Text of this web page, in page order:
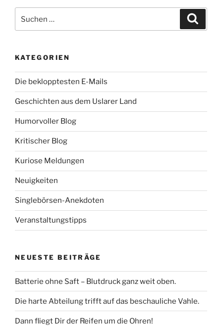
o
o
k
e
nach:
KATEGORIEN
Die beklopptesten E-Mails
Geschichten aus dem Uslarer Land
Humorvoller Blog
Kritischer Blog
Kuriose Meldungen
Neuigkeiten
Singlebörsen-Anekdoten
Veranstaltungstipps
NEUESTE BEITRÄGE
Batterie ohne Saft – Blutdruck ganz weit oben.
Die harte Abteilung trifft auf das beschauliche Vahle.
Dann fliegt Dir der Reifen um die Ohren!